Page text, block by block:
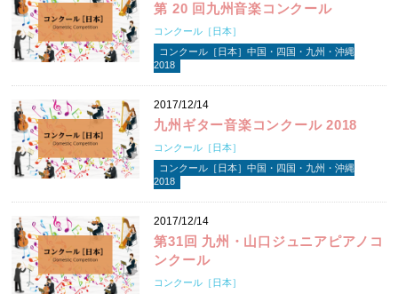
第 20 回九州音楽コンクール
コンクール［日本］
コンクール［日本］中国・四国・九州・沖縄
2018
2017/12/14
九州ギター音楽コンクール 2018
コンクール［日本］
コンクール［日本］中国・四国・九州・沖縄
2018
2017/12/14
第31回 九州・山口ジュニアピアノコ
ンクール
コンクール［日本］